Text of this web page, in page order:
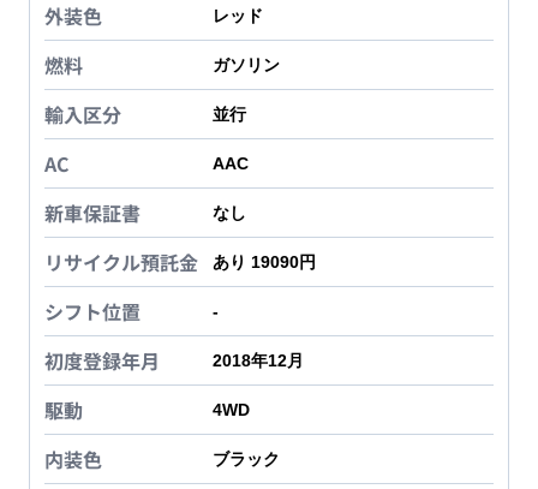
外装色 レッド
燃料 ガソリン
輸入区分 並行
AC AAC
新車保証書 なし
リサイクル預託金 あり 19090円
シフト位置 -
初度登録年月 2018年12月
駆動 4WD
内装色 ブラック